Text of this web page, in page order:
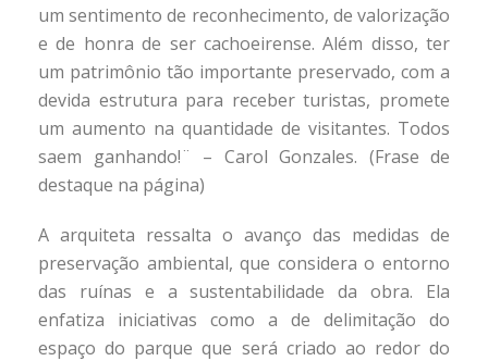
um sentimento de reconhecimento, de valorização
e de honra de ser cachoeirense. Além disso, ter
um patrimônio tão importante preservado, com a
devida estrutura para receber turistas, promete
um aumento na quantidade de visitantes. Todos
saem ganhando!¨ – Carol Gonzales. (Frase de
destaque na página)
A arquiteta ressalta o avanço das medidas de
preservação ambiental, que considera o entorno
das ruínas e a sustentabilidade da obra. Ela
enfatiza iniciativas como a de delimitação do
espaço do parque que será criado ao redor do